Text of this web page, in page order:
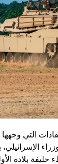
التي
حليفة بلاده